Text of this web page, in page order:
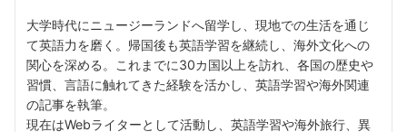
大学時代にニュージーランドへ留学し、現地での生活を通じ
て英語力を磨く。帰国後も英語学習を継続し、海外文化への
関心を深める。これまでに30カ国以上を訪れ、各国の歴史や
習慣、言語に触れてきた経験を活かし、英語学習や海外関連
の記事を執筆。
現在はWebライターとして活動し、英語学習や海外旅行、異